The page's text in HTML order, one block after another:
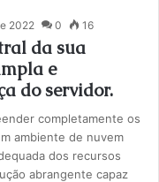
2022 0 16
da sua
e
do servidor.
completamente os
ambiente de nuvem
dos recursos
abrangente capaz